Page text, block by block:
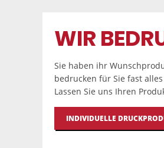
WIR
Sie haben ihr
bedrucken für Sie fast
Lassen Sie uns Ihren
INDIVIDUELLE